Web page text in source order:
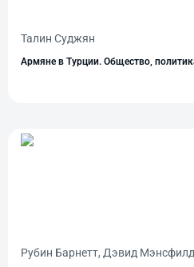
Талин Суджян
Армяне в Турции. Общество,
Рубин Барнетт, Дэвид